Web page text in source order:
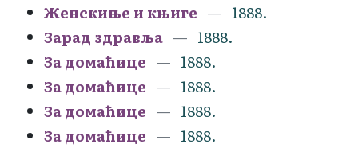
Женскиње и књиге
1888.
Зарад здравља
1888.
За домаћице
1888.
За домаћице
1888.
За домаћице
1888.
За домаћице
1888.